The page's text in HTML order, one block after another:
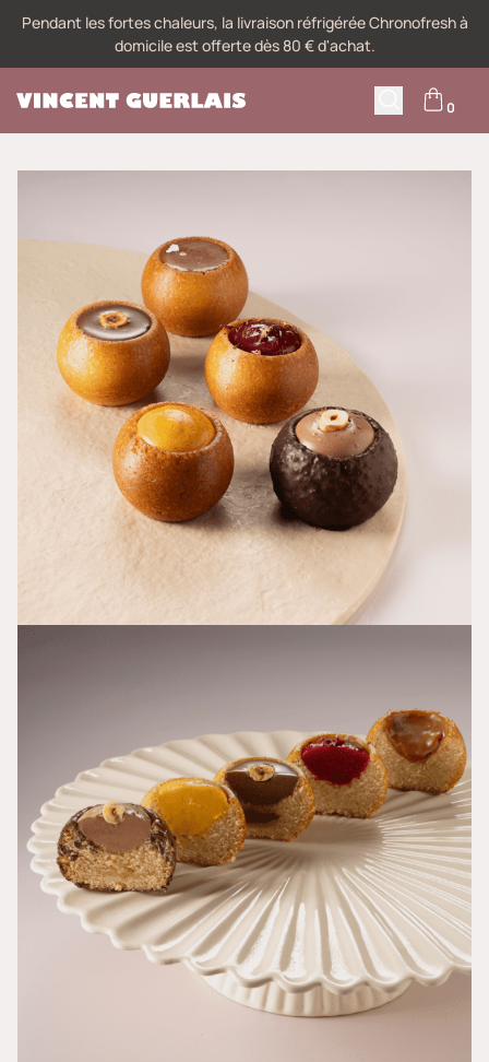
Pendant les fortes chaleurs, la livraison réfrigérée Chronofresh à
domicile est offerte dès 80 € d'achat.
0